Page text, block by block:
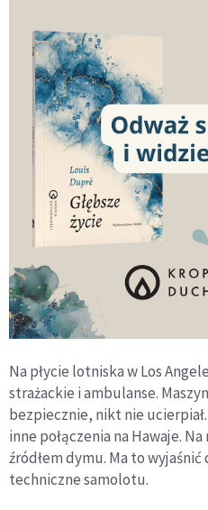
Na płycie lotniska w Los
strażackie i ambulanse.
bezpiecznie, nikt nie
inne połączenia na Hawaje.
źródłem dymu. Ma to wyjaśnić
techniczne samolotu.